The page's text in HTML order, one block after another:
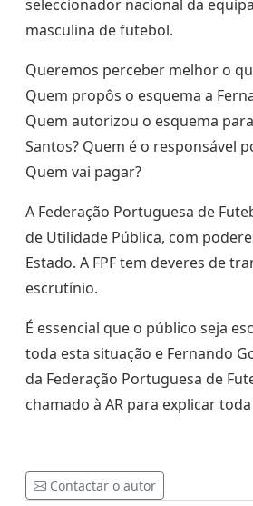
seleccionador nacional da
masculina de futebol.
Queremos perceber melhor o
Quem propôs o esquema a
Quem autorizou o esquema
Santos? Quem é o responsável
Quem vai pagar?
A Federação Portuguesa de
de Utilidade Pública, com
Estado. A FPF tem deveres de
escrutínio.
É essencial que o público seja
toda esta situação e Fernando
da Federação Portuguesa de
chamado à AR para explicar
Contactar o autor